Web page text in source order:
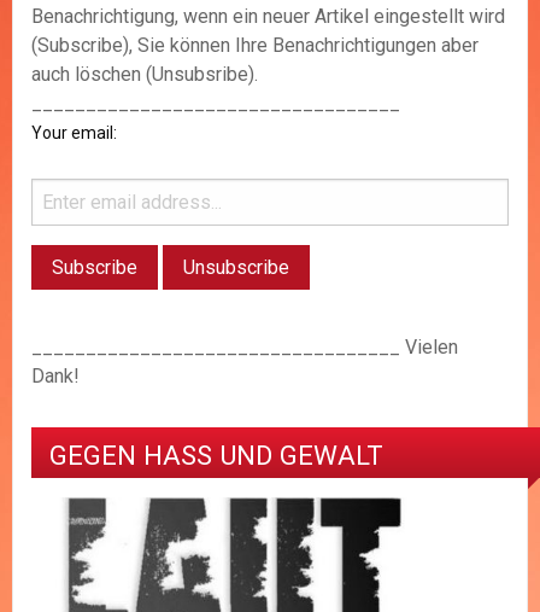
Benachrichtigung, wenn ein neuer Artikel eingestellt wird
(Subscribe), Sie können Ihre Benachrichtigungen aber
auch löschen (Unsubsribe).
Your email:
__________________________________ Vielen
Dank!
GEGEN HASS UND GEWALT